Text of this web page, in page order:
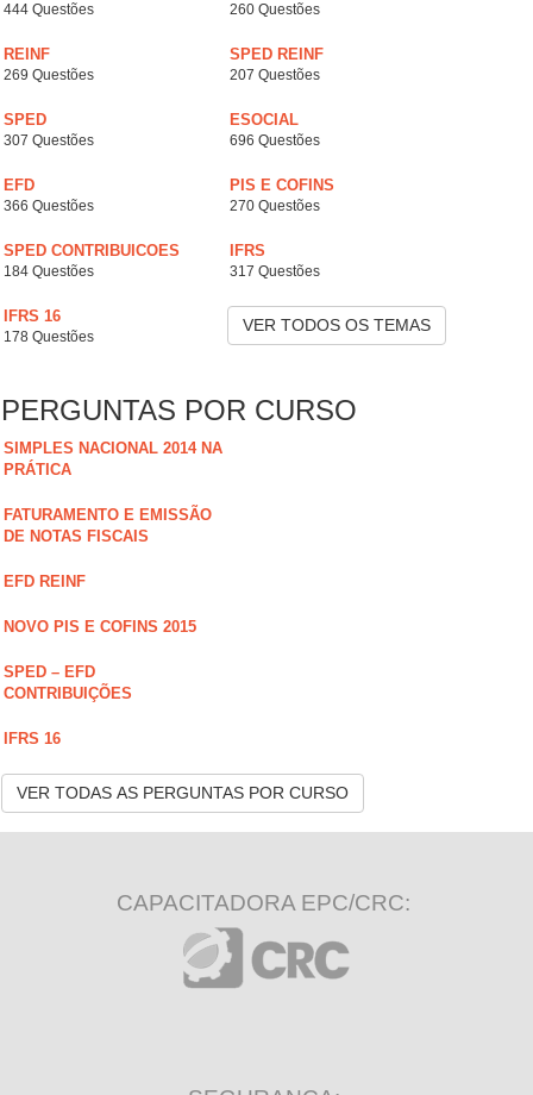
444 Questões 260 Questões
REINF
269 Questões
SPED REINF
207 Questões
SPED
307 Questões
ESOCIAL
696 Questões
EFD
366 Questões
PIS E COFINS
270 Questões
SPED CONTRIBUICOES
184 Questões
IFRS
317 Questões
IFRS 16
178 Questões
VER TODOS OS TEMAS
PERGUNTAS POR CURSO
SIMPLES NACIONAL 2014 NA
PRÁTICA
FATURAMENTO E EMISSÃO
DE NOTAS FISCAIS
EFD REINF
NOVO PIS E COFINS 2015
SPED – EFD
CONTRIBUIÇÕES
IFRS 16
VER TODAS AS PERGUNTAS POR CURSO
CAPACITADORA EPC/CRC: